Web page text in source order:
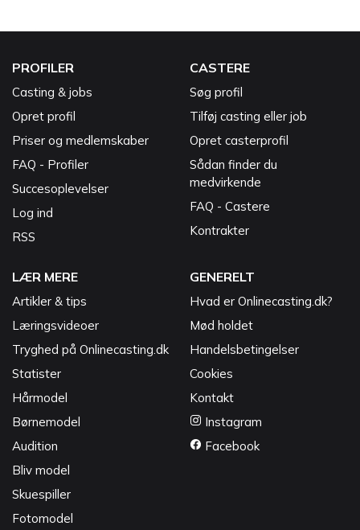
PROFILER
Casting & jobs
Opret profil
Priser og medlemskaber
FAQ - Profiler
Succesoplevelser
Log ind
RSS
CASTERE
Søg profil
Tilføj casting eller job
Opret casterprofil
Sådan finder du
medvirkende
FAQ - Castere
Kontrakter
LÆR MERE
Artikler & tips
Læringsvideoer
Tryghed på Onlinecasting.dk
Statister
Hårmodel
Børnemodel
Audition
Bliv model
Skuespiller
Fotomodel
GENERELT
Hvad er Onlinecasting.dk?
Mød holdet
Handelsbetingelser
Cookies
Kontakt
Instagram
Facebook